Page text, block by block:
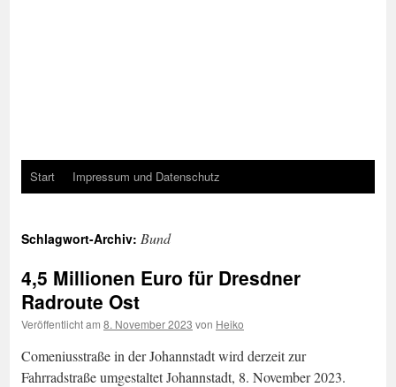
Start Impressum und Datenschutz
Schlagwort-Archiv: Bund
4,5 Millionen Euro für Dresdner
Radroute Ost
Veröffentlicht am 8. November 2023 von Heiko
Comeniusstraße in der Johannstadt wird derzeit zur
Fahrradstraße umgestaltet Johannstadt, 8. November 2023.